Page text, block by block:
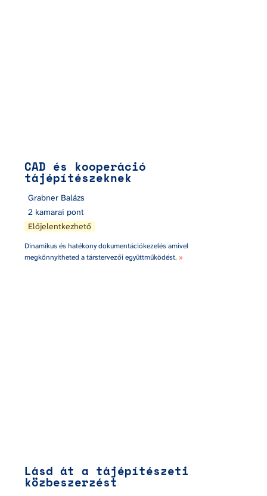
CAD és kooperáció
tájépítészeknek
Grabner Balázs
2 kamarai pont
Előjelentkezhető
Dinamikus és hatékony dokumentációkezelés amivel
megkönnyítheted a társtervezői együttműködést. »
Lásd át a tájépítészeti
közbeszerzést